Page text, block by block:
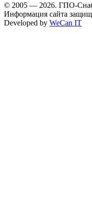
© 2005 — 2026. ГПО-
Информация сайта
Developed by WeCan IT